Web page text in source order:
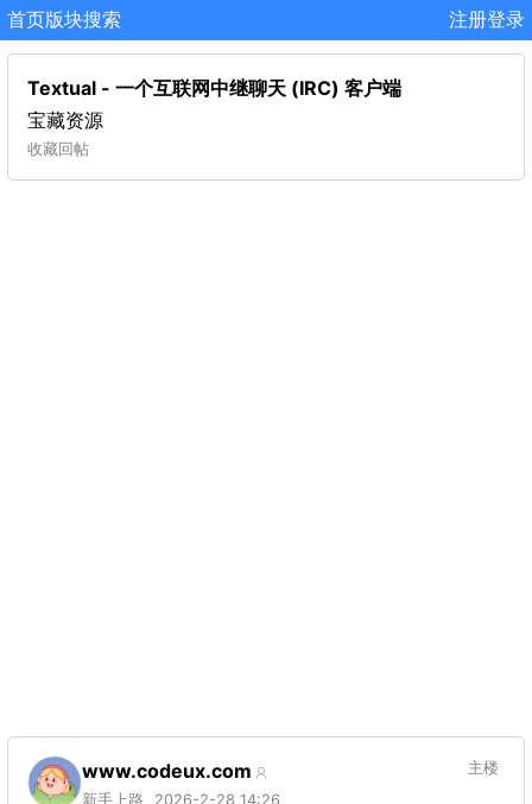
首页版块搜索 注册登录
Textual - 一个互联网中继聊天 (IRC) 客户端
宝藏资源
收藏回帖
www.codeux.com
新手上路 2026-2-28 14:26
主楼